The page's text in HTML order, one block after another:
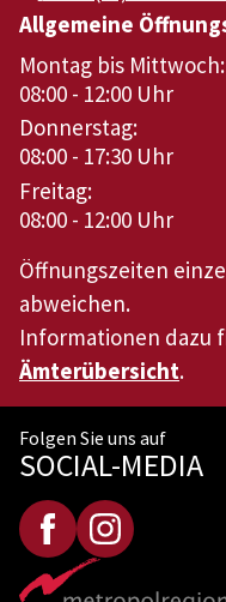
Allgemeine
Montag bis Mittwoch:
08:00 - 12:00 Uhr
Donnerstag:
08:00 - 17:30 Uhr
Freitag:
08:00 - 12:00 Uhr
Öffnungszeiten
abweichen.
Informationen dazu
Ämterübersicht.
Folgen Sie uns auf
SOCIAL-MEDIA